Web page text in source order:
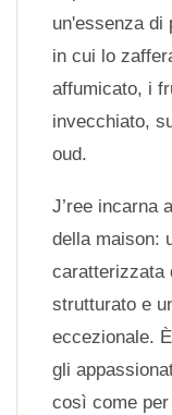
un'essenza di
in cui lo
affumicato, i
invecchiato,
oud.
J’ree incarna
della maison:
caratterizzata
strutturato e
eccezionale.
gli
così come